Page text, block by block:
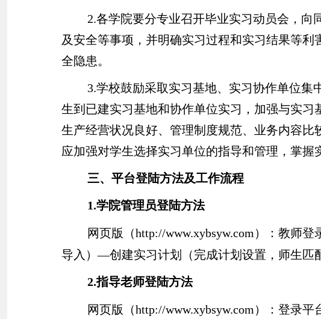
2.各学院要分专业召开毕业实习动员会，向
及安全等事项，并明确实习过程和实习结果等
全隐患。
3.学校鼓励采取实习基地、实习协作单位集
生到已建实习基地和协作单位实习，加强与实
生产经营状况良好、管理制度规范、业务内容
应加强对学生选择实习单位的指导和管理，掌握
三、平台登陆方法及工作流程
1.学院管理员登陆方法
网页版（http://www.xybsyw.com ）：教师登
导入）—创建实习计划（完成计划设置，师生匹
2.指导老师登陆方法
网页版（http://www.xybsyw.com ）：登录平